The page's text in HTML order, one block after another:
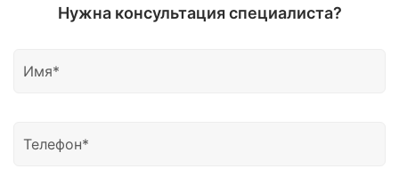
Нужна консультация специалиста?